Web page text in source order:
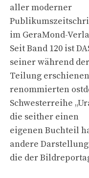
aller moderner
im GeraMond-
Seit Band 120 ist
seiner während
Teilung
renommierten
Schwesterreihe
die seither einen
eigenen Buchteil
andere
die der